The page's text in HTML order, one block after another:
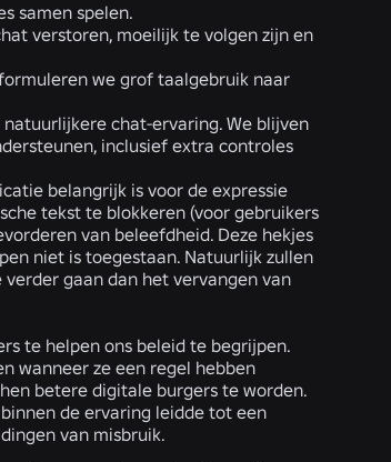
samen spelen.
verstoren, moeilijk te volgen zijn en
we grof taalgebruik naar
chat-ervaring. We blijven
inclusief extra controles
belangrijk is voor de expressie
tekst te blokkeren (voor gebruikers
van beleefdheid. Deze hekjes
niet is toegestaan. Natuurlijk zullen
gaan dan het vervangen van
te helpen ons beleid te begrijpen.
wanneer ze een regel hebben
betere digitale burgers te worden.
de ervaring leidde tot een
van misbruik.